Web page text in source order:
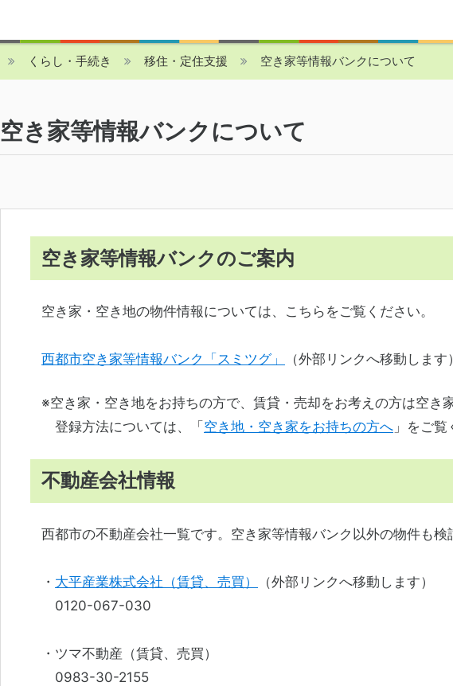
くらし・手続き 移住・定住支援 空き家等情報バンクについて
空き家等情報バンクについて
空き家等情報バンクのご案内
空き家・空き地の物件情報については、こちらをご覧ください。
西都市空き家等情報バンク「スミツグ」 （外部リンクへ移動します
※空き家・空き地をお持ちの方で、賃貸・売却をお考えの方は空き
登録方法については、「 空き地・空き家をお持ちの方へ 」をご
不動産会社情報
西都市の不動産会社一覧です。空き家等情報バンク以外の物件も
・ 大平産業株式会社（賃貸、売買）
（外部リンクへ移動します）
0120-067-030
・ツマ不動産（賃貸、売買）
0983-30-2155